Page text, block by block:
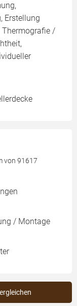
Erstellung
Thermografie /
von 91617
/ Montage